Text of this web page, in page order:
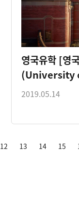
영국유학 [영
(University
2019.05.14
12 13 14 15